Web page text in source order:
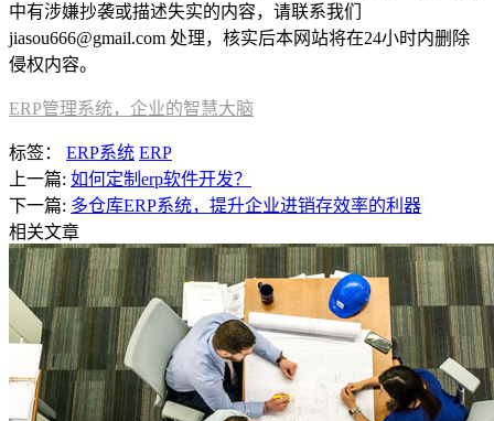
中有涉嫌抄袭或描述失实的内容，请联系我们
jiasou666@gmail.com 处理，核实后本网站将在24小时内删除
侵权内容。
ERP管理系统，企业的智慧大脑
标签： ERP系统 ERP
上一篇: 如何定制erp软件开发？
下一篇: 多仓库ERP系统，提升企业进销存效率的利器
相关文章